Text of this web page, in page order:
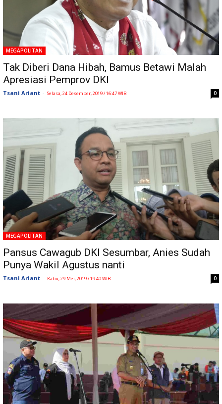
MEGAPOLITAN
Tak Diberi Dana Hibah, Bamus Betawi Malah
Apresiasi Pemprov DKI
Tsani Ariant - Selasa, 24 Desember, 2019 / 16:47 WIB 0
MEGAPOLITAN
Pansus Cawagub DKI Sesumbar, Anies Sudah
Punya Wakil Agustus nanti
Tsani Ariant - Rabu, 29 Mei, 2019 / 19:40 WIB 0